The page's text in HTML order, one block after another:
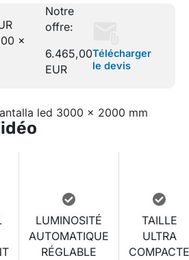
x
Notre
offre:
6.465,00
EUR
Télécharger
le devis
LUMINOSITÉ
AUTOMATIQUE
RÉGLABLE
TAILLE
ULTRA
COMPACTE